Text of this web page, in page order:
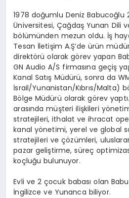
1978 doğumlu Deniz Babucoğlu
Üniversitesi, Çağdaş Yunan Dili
bölümünden mezun oldu. İş
Tesan İletişim A.Ş’de ürün
direktörü olarak görev yapan
GN Audio A/S firmasına geçiş
Kanal Satış Müdürü, sonra da
İsrail/Yunanistan/Kıbrıs/Malta)
Bölge Müdürü olarak görev
arasında müşteri ilişkileri
stratejileri, ithalat ve ihracat
kanal yönetimi, yerel ve global
stratejileri ve çözümleri,
pazar geliştirme, süreç
koçluğu bulunuyor.
Evli ve 2 çocuk babası olan
İngilizce ve Yunanca biliyor.